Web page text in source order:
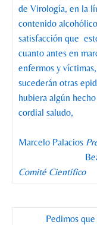
de Virología, en la
contenido
satisfacción que
cuanto antes en
enfermos y
sucederán otras
hubiera algún
cordial saludo,
Marcelo Palacios
Beatriz
Comité Científico
Pedimos